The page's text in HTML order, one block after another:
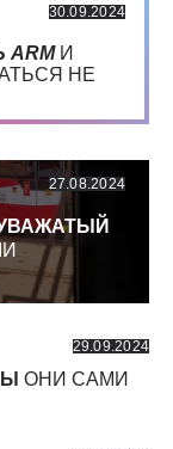
30.09.2024
ARMИ
НЕ
27.08.2024
29.09.2024
ОНИ САМИ